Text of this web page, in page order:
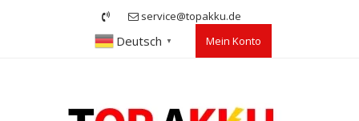
service@topakku.de
Deutsch ▼ Mein Konto